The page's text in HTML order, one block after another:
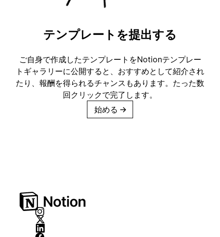
テンプレートを提出する
ご自身で作成したテンプレートをNotionテンプレー
トギャラリーに公開すると、おすすめとして紹介され
たり、報酬を得られるチャンスもあります。たった数
回クリックで完了します。
始める →